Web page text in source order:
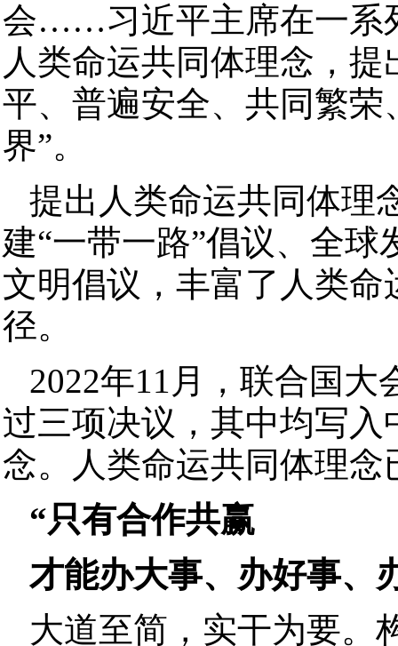
会……习近平主席在一系
人类命运共同体理念，
平、普遍安全、共同繁
界”。
提出人类命运共同体理
建“一带一路”倡议、全
文明倡议，丰富了人类
径。
2022年11月，联合国
过三项决议，其中均写
念。人类命运共同体理
“只有合作共赢
才能办大事、办好事、
大道至简，实干为要。